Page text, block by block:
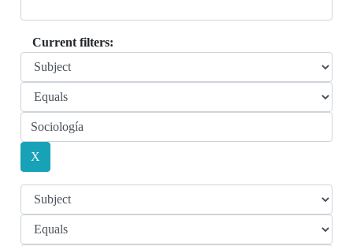
Current filters: